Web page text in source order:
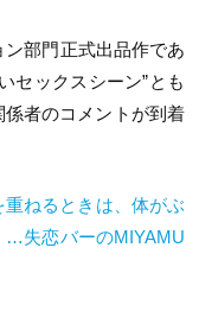
部門正式出品作であ
セックスシーン”とも
者のコメントが到着
重ねるときは、体がぶ
…失恋バーのMIYAMU